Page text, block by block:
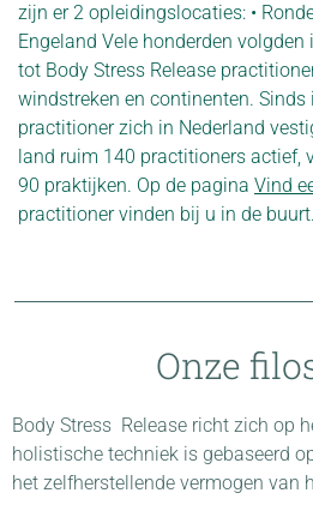
zijn er 2 opleidingslocaties: •
Engeland Vele honderden
tot Body Stress Release
windstreken en continenten. Sinds
practitioner zich in Nederland
land ruim 140 practitioners actief,
90 praktijken. Op de pagina Vind
practitioner vinden bij u in de buurt.
Onze
Body Stress Release richt zich op
holistische techniek is gebaseerd
het zelfherstellende vermogen van